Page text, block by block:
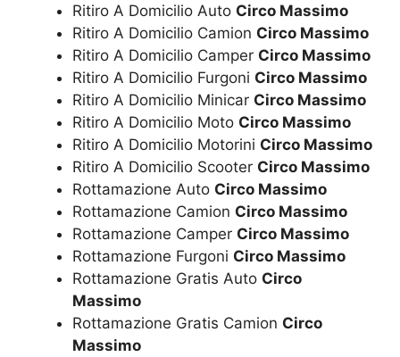
Ritiro A Domicilio Auto Circo Massimo
Ritiro A Domicilio Camion Circo Massimo
Ritiro A Domicilio Camper Circo Massimo
Ritiro A Domicilio Furgoni Circo Massimo
Ritiro A Domicilio Minicar Circo Massimo
Ritiro A Domicilio Moto Circo Massimo
Ritiro A Domicilio Motorini Circo Massimo
Ritiro A Domicilio Scooter Circo Massimo
Rottamazione Auto Circo Massimo
Rottamazione Camion Circo Massimo
Rottamazione Camper Circo Massimo
Rottamazione Furgoni Circo Massimo
Rottamazione Gratis Auto Circo
Massimo
Rottamazione Gratis Camion Circo
Massimo